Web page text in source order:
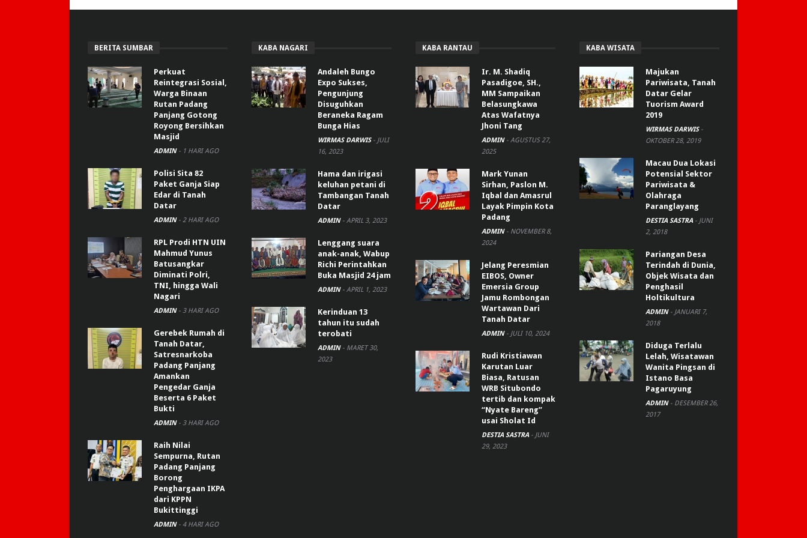
BERITA SUMBAR
Perkuat
Reintegrasi Sosial,
Warga Binaan
Rutan Padang
Panjang Gotong
Royong Bersihkan
Masjid
ADMIN - 1 HARI AGO
Polisi Sita 82
Paket Ganja Siap
Edar di Tanah
Datar
ADMIN - 2 HARI AGO
RPL Prodi HTN UIN
Mahmud Yunus
Batusangkar
Diminati Polri,
TNI, hingga Wali
Nagari
ADMIN - 3 HARI AGO
Gerebek Rumah di
Tanah Datar,
Satresnarkoba
Padang Panjang
Amankan
Pengedar Ganja
Beserta 6 Paket
Bukti
ADMIN - 3 HARI AGO
Raih Nilai
Sempurna, Rutan
Padang Panjang
Borong
Penghargaan IKPA
dari KPPN
Bukittinggi
ADMIN - 4 HARI AGO
KABA NAGARI
Andaleh Bungo
Expo Sukses,
Pengunjung
Disuguhkan
Beraneka Ragam
Bunga Hias
WIRMAS DARWIS - JULI
16, 2023
Hama dan irigasi
keluhan petani di
Tambangan Tanah
Datar
ADMIN - APRIL 3, 2023
Lenggang suara
anak-anak, Wabup
Richi Perintahkan
Buka Masjid 24 jam
ADMIN - APRIL 1, 2023
Kerinduan 13
tahun itu sudah
terobati
ADMIN - MARET 30,
2023
KABA RANTAU
Ir. M. Shadiq
Pasadigoe, SH.,
MM Sampaikan
Belasungkawa
Atas Wafatnya
Jhoni Tang
ADMIN - AGUSTUS 27,
2025
Mark Yunan
Sirhan, Paslon M.
Iqbal dan Amasrul
Layak Pimpin Kota
Padang
ADMIN - NOVEMBER 8,
2024
Jelang Peresmian
EIBOS, Owner
Emersia Group
Jamu Rombongan
Wartawan Dari
Tanah Datar
ADMIN - JULI 10, 2024
Rudi Kristiawan
Karutan Luar
Biasa, Ratusan
WRB Situbondo
tertib dan kompak
“Nyate Bareng”
usai Sholat Id
DESTIA SASTRA - JUNI
29, 2023
KABA WISATA
Majukan
Pariwisata, Tanah
Datar Gelar
Tuorism Award
2019
WIRMAS DARWIS -
OKTOBER 28, 2019
Macau Dua Lokasi
Potensial Sektor
Pariwisata &
Olahraga
Paranglayang
DESTIA SASTRA - JUNI
2, 2018
Pariangan Desa
Terindah di Dunia,
Objek Wisata dan
Penghasil
Holtikultura
ADMIN - JANUARI 7,
2018
Diduga Terlalu
Lelah, Wisatawan
Wanita Pingsan di
Istano Basa
Pagaruyung
ADMIN - DESEMBER 26,
2017